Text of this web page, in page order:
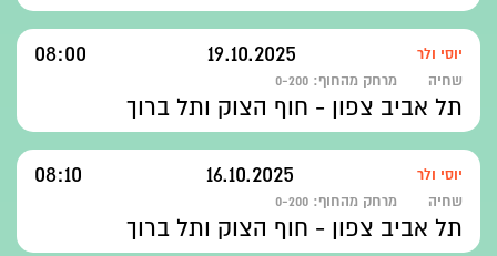
יוסי ולר 19.10.2025
08:00
שחיה מרחק מהחוף: 0-200
תל אביב צפון - חוף הצוק ותל ברוך
יוסי ולר 16.10.2025
08:10
שחיה מרחק מהחוף: 0-200
תל אביב צפון - חוף הצוק ותל ברוך